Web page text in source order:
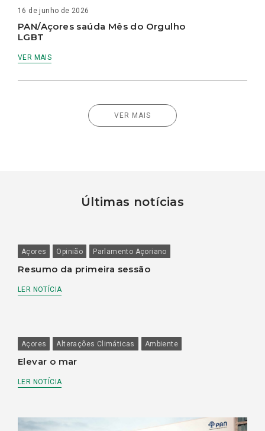
16 de junho de 2026
PAN/Açores saúda Mês do Orgulho
LGBT
VER MAIS
VER MAIS
Últimas notícias
Açores Opinião Parlamento Açoriano
Resumo da primeira sessão
LER NOTÍCIA
Açores Alterações Climáticas Ambiente
Elevar o mar
LER NOTÍCIA